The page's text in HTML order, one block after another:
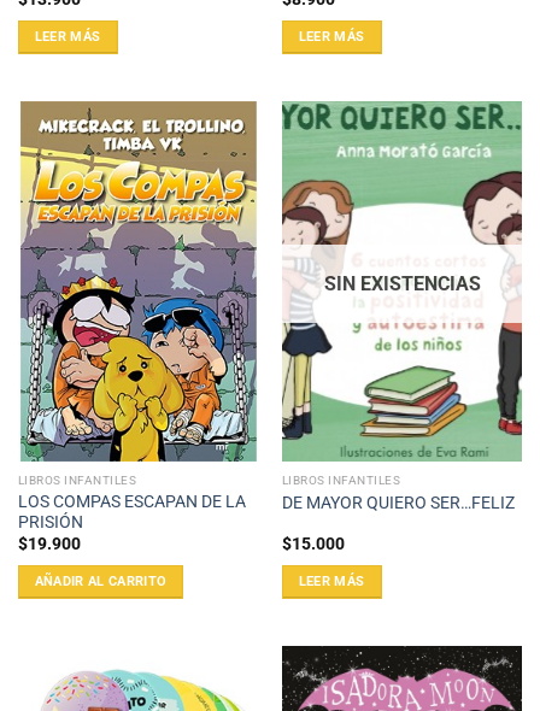
LEER MÁS LEER MÁS
LIBROS INFANTILES
LOS COMPAS ESCAPAN DE LA
PRISIÓN
$19.900
AÑADIR AL CARRITO
SIN EXISTENCIAS
LIBROS INFANTILES
DE MAYOR QUIERO SER…FELIZ
$15.000
LEER MÁS